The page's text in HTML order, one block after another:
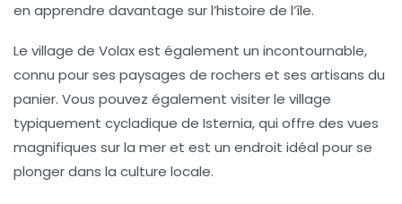
en apprendre davantage sur l’histoire de l’île.
Le village de Volaxest également un incontournable,
connu pour ses paysages de rochers et ses artisans du
panier. Vous pouvez également visiter le village
typiquement cycladique de Isternia, qui offre des vues
magnifiques sur la mer et est un endroit idéal pour se
plonger dans la culture locale.